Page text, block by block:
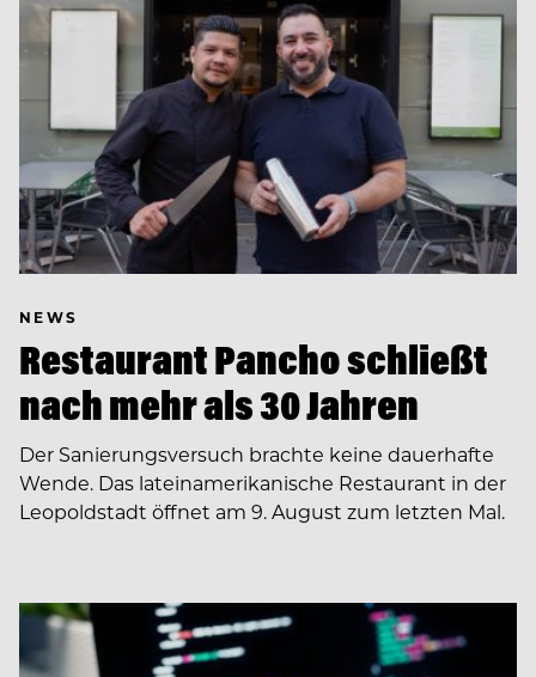
NEWS
Restaurant Pancho schließt
nach mehr als 30 Jahren
Der Sanierungsversuch brachte keine dauerhafte
Wende. Das lateinamerikanische Restaurant in der
Leopoldstadt öffnet am 9. August zum letzten Mal.